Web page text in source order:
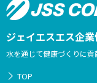
ジェイエスエス企
水を通じて健康づくりに
TOP